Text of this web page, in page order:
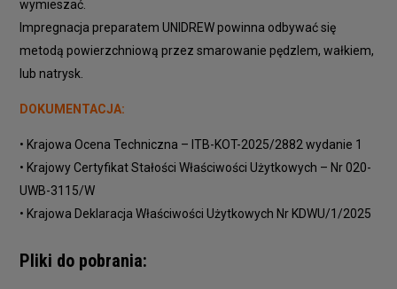
wymieszać.
Impregnacja preparatem UNIDREW powinna odbywać się
metodą powierzchniową przez smarowanie pędzlem, wałkiem,
lub natrysk.
DOKUMENTACJA:
• Krajowa Ocena Techniczna – ITB-KOT-2025/2882 wydanie 1
• Krajowy Certyfikat Stałości Właściwości Użytkowych – Nr 020-
UWB-3115/W
• Krajowa Deklaracja Właściwości Użytkowych Nr KDWU/1/2025
Pliki do pobrania: